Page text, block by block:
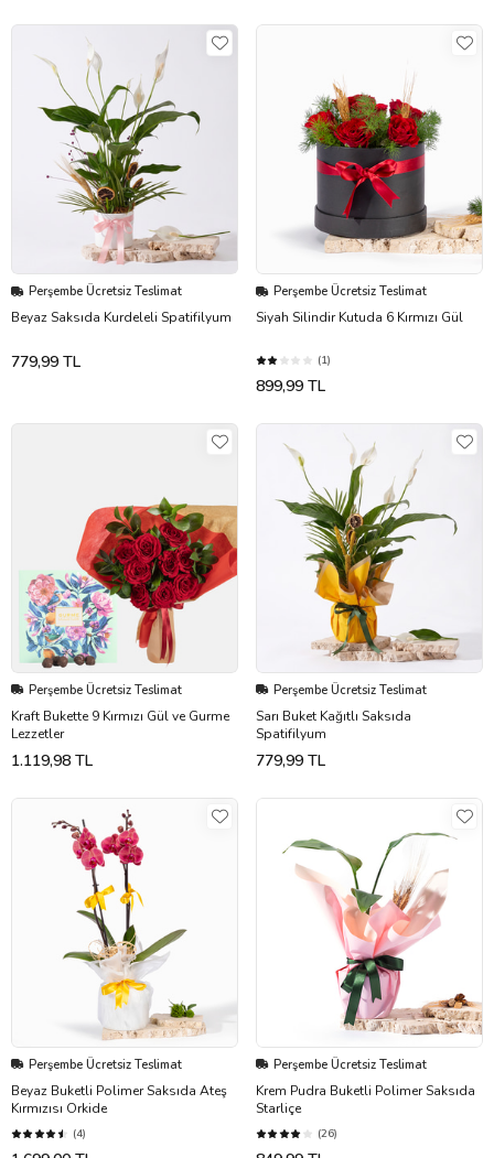
Perşembe Ücretsiz Teslimat
Beyaz Saksıda Kurdeleli Spatifilyum
779,99 TL
Perşembe Ücretsiz Teslimat
Siyah Silindir Kutuda 6 Kırmızı Gül
(1)
899,99 TL
Perşembe Ücretsiz Teslimat
Kraft Bukette 9 Kırmızı Gül ve Gurme
Lezzetler
1.119,98 TL
Perşembe Ücretsiz Teslimat
Sarı Buket Kağıtlı Saksıda
Spatifilyum
779,99 TL
Perşembe Ücretsiz Teslimat
Beyaz Buketli Polimer Saksıda Ateş
Kırmızısı Orkide
(4)
Perşembe Ücretsiz Teslimat
Krem Pudra Buketli Polimer Saksıda
Starliçe
(26)